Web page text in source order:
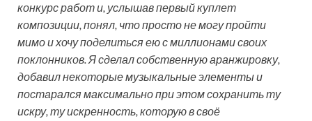
конкурс работ и, услышав первый куплет
композиции, понял, что просто не могу пройти
мимо и хочу поделиться ею с миллионами своих
поклонников. Я сделал собственную аранжировку,
добавил некоторые музыкальные элементы и
постарался максимально при этом сохранить ту
искру, ту искренность, которую в своё